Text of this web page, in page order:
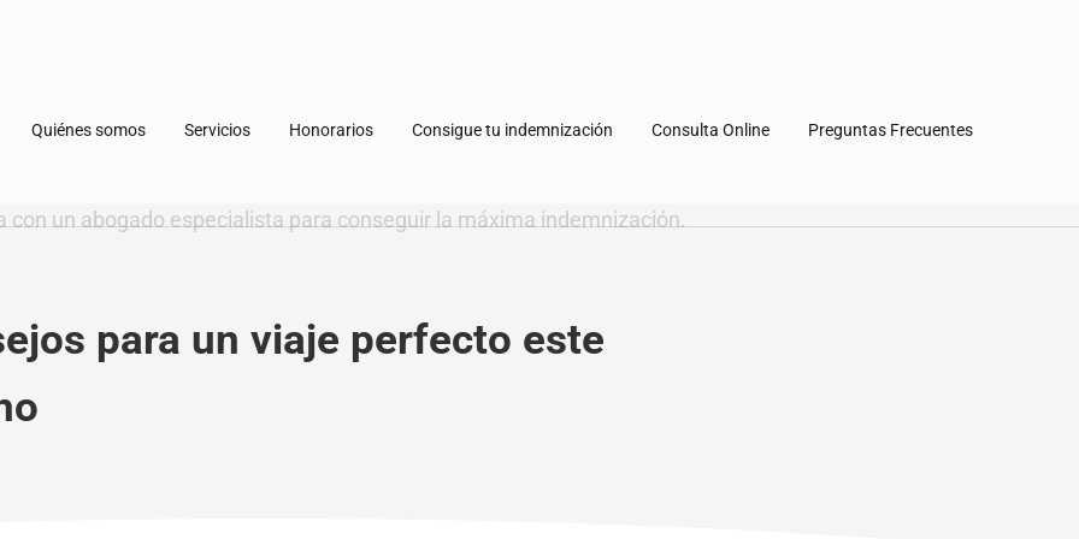
Quiénes somos Servicios Honorarios Consigue tu indemnización Consulta Online Preguntas Frecuentes
para un viaje perfecto este